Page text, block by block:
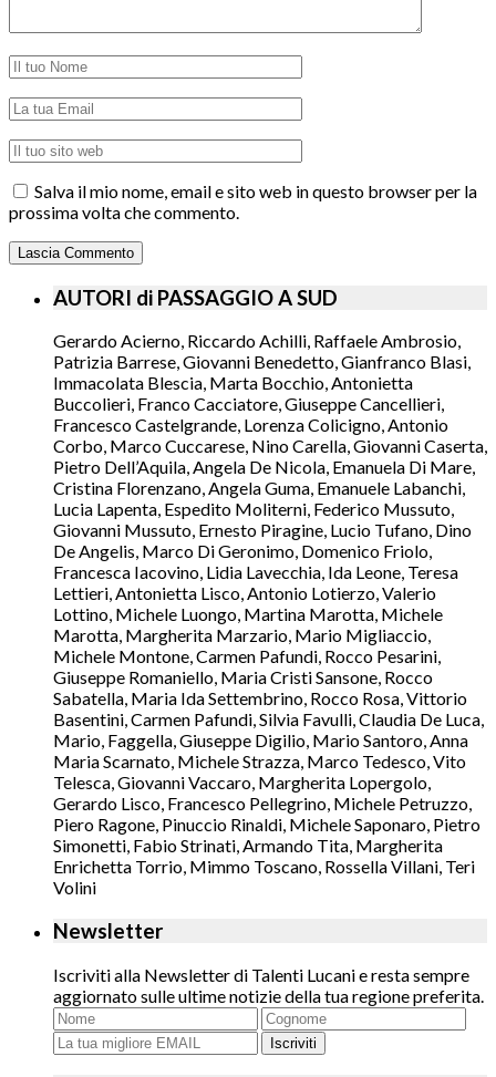
Salva il mio nome, email e sito web in questo browser per la
prossima volta che commento.
AUTORI di PASSAGGIO A SUD
Gerardo Acierno, Riccardo Achilli, Raffaele Ambrosio,
Patrizia Barrese, Giovanni Benedetto, Gianfranco Blasi,
Immacolata Blescia, Marta Bocchio, Antonietta
Buccolieri, Franco Cacciatore, Giuseppe Cancellieri,
Francesco Castelgrande, Lorenza Colicigno, Antonio
Corbo, Marco Cuccarese, Nino Carella, Giovanni Caserta,
Pietro Dell’Aquila, Angela De Nicola, Emanuela Di Mare,
Cristina Florenzano, Angela Guma, Emanuele Labanchi,
Lucia Lapenta, Espedito Moliterni, Federico Mussuto,
Giovanni Mussuto, Ernesto Piragine, Lucio Tufano, Dino
De Angelis, Marco Di Geronimo, Domenico Friolo,
Francesca Iacovino, Lidia Lavecchia, Ida Leone, Teresa
Lettieri, Antonietta Lisco, Antonio Lotierzo, Valerio
Lottino, Michele Luongo, Martina Marotta, Michele
Marotta, Margherita Marzario, Mario Migliaccio,
Michele Montone, Carmen Pafundi, Rocco Pesarini,
Giuseppe Romaniello, Maria Cristi Sansone, Rocco
Sabatella, Maria Ida Settembrino, Rocco Rosa, Vittorio
Basentini, Carmen Pafundi, Silvia Favulli, Claudia De Luca,
Mario, Faggella, Giuseppe Digilio, Mario Santoro, Anna
Maria Scarnato, Michele Strazza, Marco Tedesco, Vito
Telesca, Giovanni Vaccaro, Margherita Lopergolo,
Gerardo Lisco, Francesco Pellegrino, Michele Petruzzo,
Piero Ragone, Pinuccio Rinaldi, Michele Saponaro, Pietro
Simonetti, Fabio Strinati, Armando Tita, Margherita
Enrichetta Torrio, Mimmo Toscano, Rossella Villani, Teri
Volini
Newsletter
Iscriviti alla Newsletter di Talenti Lucani e resta sempre
aggiornato sulle ultime notizie della tua regione preferita.
Iscriviti